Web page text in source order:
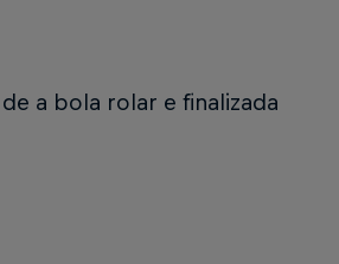
a bola rolar e finalizada